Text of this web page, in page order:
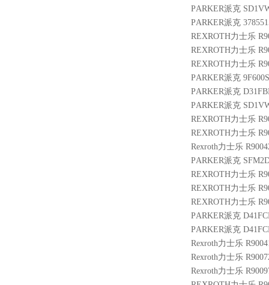
PARKER派克
PARKER派克
REXROTH力士乐
REXROTH力士乐
REXROTH力士乐
PARKER派克
PARKER派克
PARKER派克
REXROTH力士乐
REXROTH力士乐
Rexroth力士乐
PARKER派克
REXROTH力士乐
REXROTH力士乐
REXROTH力士乐
PARKER派克
PARKER派克
Rexroth力士乐
Rexroth力士乐
Rexroth力士乐